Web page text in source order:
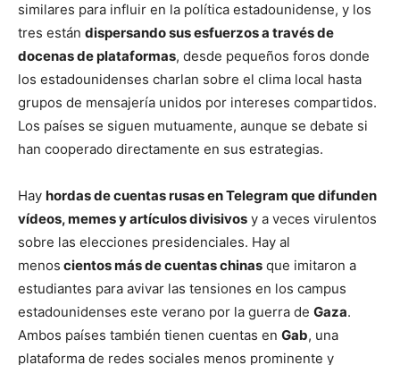
similares para influir en la política estadounidense, y los
tres están dispersando sus esfuerzos a través de
docenas de plataformas, desde pequeños foros donde
los estadounidenses charlan sobre el clima local hasta
grupos de mensajería unidos por intereses compartidos.
Los países se siguen mutuamente, aunque se debate si
han cooperado directamente en sus estrategias.
Hay hordas de cuentas rusas en Telegram que difunden
vídeos, memes y artículos divisivos y a veces virulentos
sobre las elecciones presidenciales. Hay al
menos cientos más de cuentas chinas que imitaron a
estudiantes para avivar las tensiones en los campus
estadounidenses este verano por la guerra de Gaza.
Ambos países también tienen cuentas en Gab, una
plataforma de redes sociales menos prominente y